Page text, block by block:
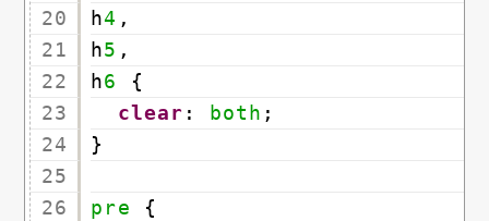
20
21
22
23
24
25
26
h4 ,
h5 ,
h6
{
clear : both ;
}
pre
{